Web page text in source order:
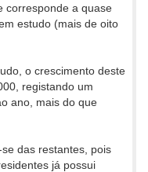
corresponde a quase
estudo (mais de oito
o crescimento deste
registando um
ano, mais do que
das restantes, pois
já possui